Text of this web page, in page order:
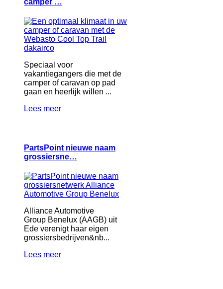
Speciaal voor
vakantiegangers die met de
camper of caravan op pad
gaan en heerlijk willen ...
Lees meer
PartsPoint nieuwe naam
grossiersne…
Alliance Automotive
Group Benelux (AAGB) uit
Ede verenigt haar eigen
grossiersbedrijven&nb...
Lees meer